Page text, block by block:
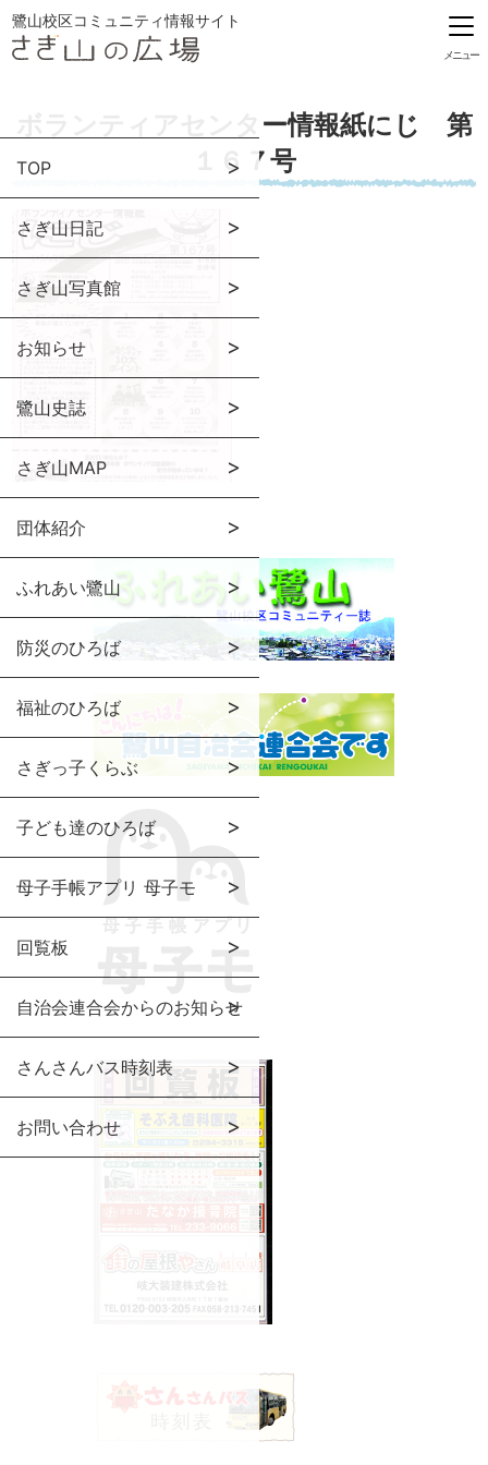
鷺山校区コミュニティ情報サイト
メニュー
TOP
さぎ山日記
さぎ山写真館
お知らせ
鷺山史誌
さぎ山MAP
団体紹介
ふれあい鷺山
防災のひろば
福祉のひろば
さぎっ子くらぶ
子ども達のひろば
母子手帳アプリ 母子モ
回覧板
自治会連合会からのお知らせ
さんさんバス時刻表
お問い合わせ
ボランティアセンター情報紙にじ 第
１６７号